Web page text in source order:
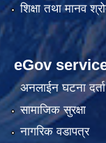
शिक्षा तथा मानव
eGov
अनलाईन घटना दर्ता
सामाजिक सुरक्षा
नागरिक वडापत्र